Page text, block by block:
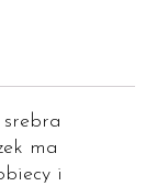
srebra
ma
i